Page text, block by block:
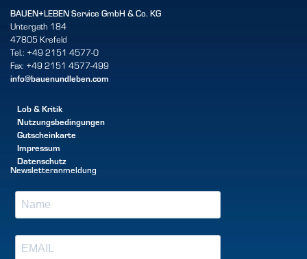
BAUEN+LEBEN Service GmbH & Co. KG
Untergath 184
47805 Krefeld
Tel.: +49 2151 4577-0
Fax: +49 2151 4577-499
info@bauenundleben.com
Lob & Kritik
Nutzungsbedingungen
Gutscheinkarte
Impressum
Datenschutz
Newsletteranmeldung